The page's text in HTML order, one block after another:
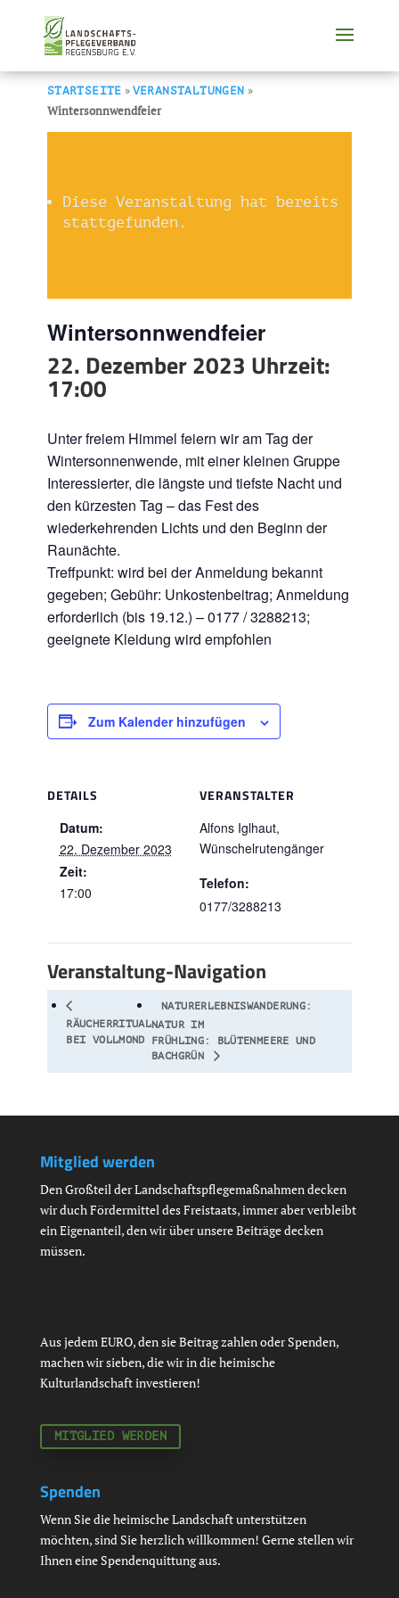
STARTSEITE » VERANSTALTUNGEN »
Wintersonnwendfeier
Diese Veranstaltung hat bereits
stattgefunden.
Wintersonnwendfeier
22. Dezember 2023 Uhrzeit:
17:00
Unter freiem Himmel feiern wir am Tag der
Wintersonnenwende, mit einer kleinen Gruppe
Interessierter, die längste und tiefste Nacht und
den kürzesten Tag – das Fest des
wiederkehrenden Lichts und den Beginn der
Raunächte.
Treffpunkt: wird bei der Anmeldung bekannt
gegeben; Gebühr: Unkostenbeitrag; Anmeldung
erforderlich (bis 19.12.) – 0177 / 3288213;
geeignete Kleidung wird empfohlen
Zum Kalender hinzufügen
DETAILS
Datum:
22. Dezember 2023
Zeit:
17:00
VERANSTALTER
Alfons Iglhaut,
Wünschelrutengänger
Telefon:
0177/3288213
Veranstaltung-Navigation
RÄUCHERRITUAL
BEI VOLLMOND
NATURERLEBNISWANDERUNG:
NATUR IM
FRÜHLING: BLÜTENMEERE UND
BACHGRÜN
Mitglied werden
Den Großteil der Landschaftspflegemaßnahmen decken
wir duch Fördermittel des Freistaats, immer aber verbleibt
ein Eigenanteil, den wir über unsere Beiträge decken
müssen.
Aus jedem EURO, den sie Beitrag zahlen oder Spenden,
machen wir sieben, die wir in die heimische
Kulturlandschaft investieren!
MITGLIED WERDEN
Spenden
Wenn Sie die heimische Landschaft unterstützen
möchten, sind Sie herzlich willkommen! Gerne stellen wir
Ihnen eine Spendenquittung aus.